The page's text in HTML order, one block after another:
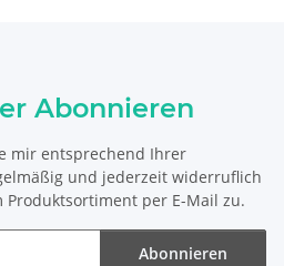
Abonnieren
mir entsprechend Ihrer
und jederzeit widerruflich
per E-Mail zu.
Abonnieren